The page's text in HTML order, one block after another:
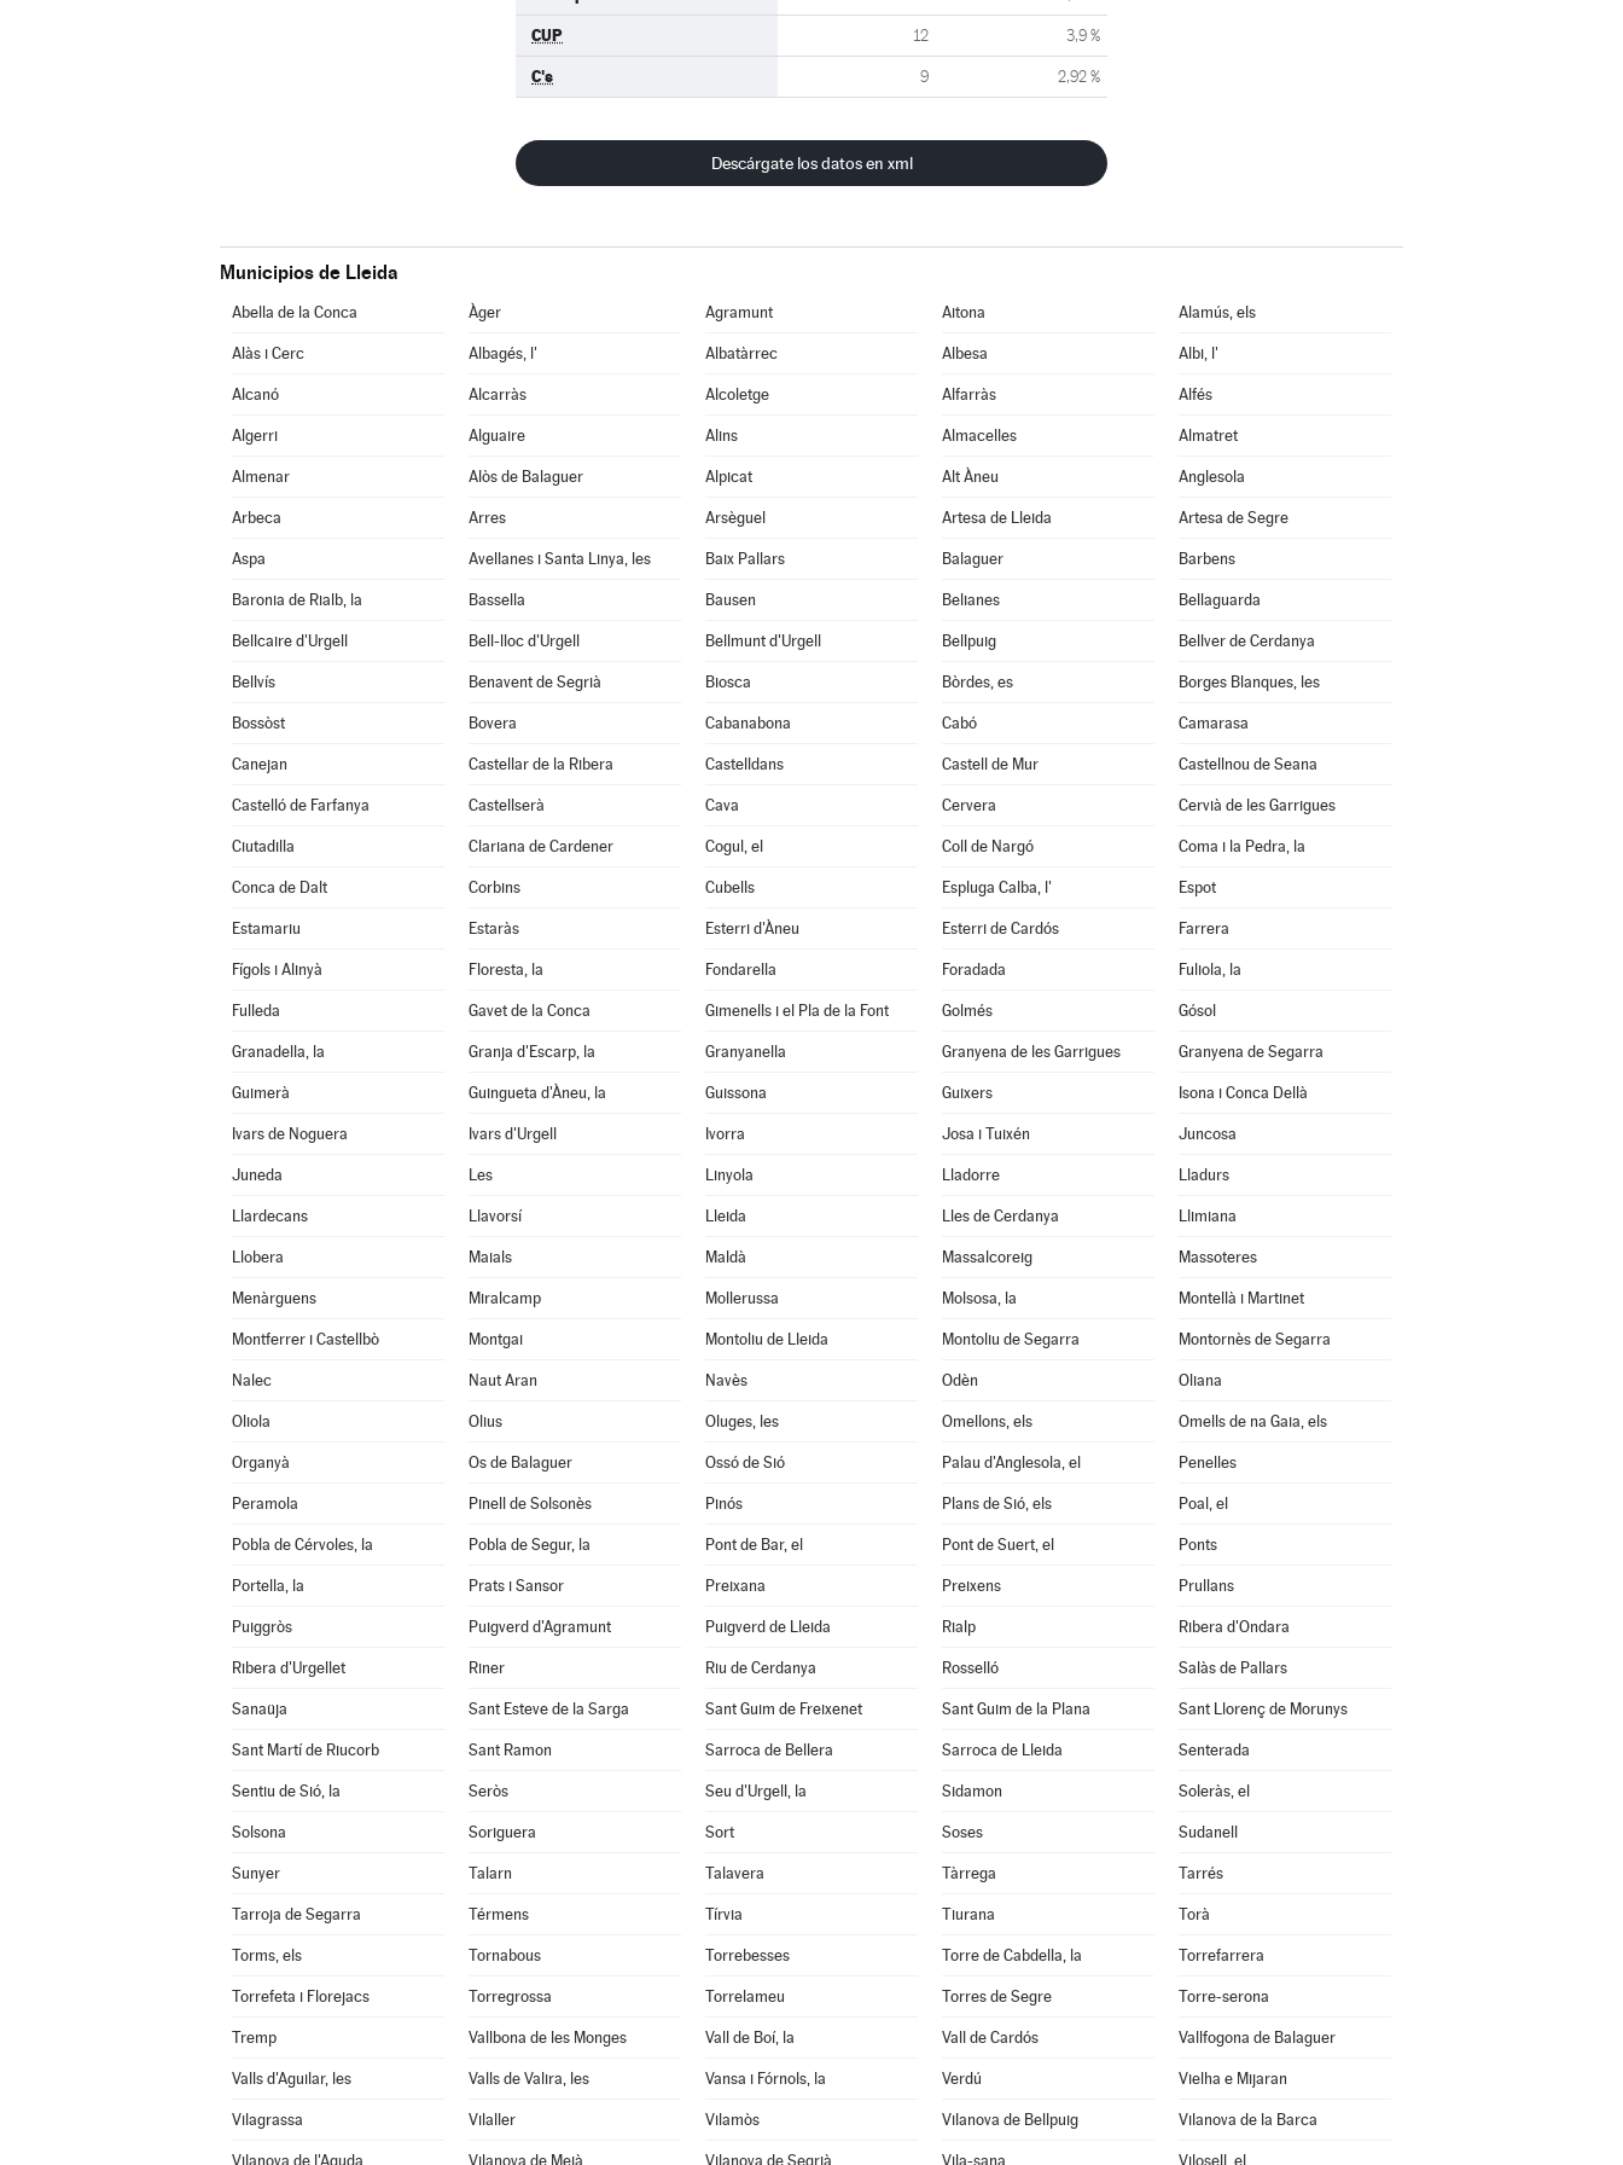
CUP 12 3,9 %
C's 9 2,92 %
Descárgate los datos en xml
Municipios de Lleida
Abella de la Conca Àger Agramunt Aitona Alamús, els
Alàs i Cerc Albagés, l' Albatàrrec Albesa Albi, l'
Alcanó Alcarràs Alcoletge Alfarràs Alfés
Algerri Alguaire Alins Almacelles Almatret
Almenar Alòs de Balaguer Alpicat Alt Àneu Anglesola
Arbeca Arres Arsèguel Artesa de Lleida Artesa de Segre
Aspa Avellanes i Santa Linya, les Baix Pallars Balaguer Barbens
Baronia de Rialb, la Bassella Bausen Belianes Bellaguarda
Bellcaire d'Urgell Bell-lloc d'Urgell Bellmunt d'Urgell Bellpuig Bellver de Cerdanya
Bellvís Benavent de Segrià Biosca Bòrdes, es Borges Blanques, les
Bossòst Bovera Cabanabona Cabó Camarasa
Canejan Castellar de la Ribera Castelldans Castell de Mur Castellnou de Seana
Castelló de Farfanya Castellserà Cava Cervera Cervià de les Garrigues
Ciutadilla Clariana de Cardener Cogul, el Coll de Nargó Coma i la Pedra, la
Conca de Dalt Corbins Cubells Espluga Calba, l' Espot
Estamariu Estaràs Esterri d'Àneu Esterri de Cardós Farrera
Fígols i Alinyà Floresta, la Fondarella Foradada Fuliola, la
Fulleda Gavet de la Conca Gimenells i el Pla de la Font Golmés Gósol
Granadella, la Granja d'Escarp, la Granyanella Granyena de les Garrigues Granyena de Segarra
Guimerà Guingueta d'Àneu, la Guissona Guixers Isona i Conca Dellà
Ivars de Noguera Ivars d'Urgell Ivorra Josa i Tuixén Juncosa
Juneda Les Linyola Lladorre Lladurs
Llardecans Llavorsí Lleida Lles de Cerdanya Llimiana
Llobera Maials Maldà Massalcoreig Massoteres
Menàrguens Miralcamp Mollerussa Molsosa, la Montellà i Martinet
Montferrer i Castellbò Montgai Montoliu de Lleida Montoliu de Segarra Montornès de Segarra
Nalec Naut Aran Navès Odèn Oliana
Oliola Olius Oluges, les Omellons, els Omells de na Gaia, els
Organyà Os de Balaguer Ossó de Sió Palau d'Anglesola, el Penelles
Peramola Pinell de Solsonès Pinós Plans de Sió, els Poal, el
Pobla de Cérvoles, la Pobla de Segur, la Pont de Bar, el Pont de Suert, el Ponts
Portella, la Prats i Sansor Preixana Preixens Prullans
Puiggròs Puigverd d'Agramunt Puigverd de Lleida Rialp Ribera d'Ondara
Ribera d'Urgellet Riner Riu de Cerdanya Rosselló Salàs de Pallars
Sanaüja Sant Esteve de la Sarga Sant Guim de Freixenet Sant Guim de la Plana Sant Llorenç de Morunys
Sant Martí de Riucorb Sant Ramon Sarroca de Bellera Sarroca de Lleida Senterada
Sentiu de Sió, la Seròs Seu d'Urgell, la Sidamon Soleràs, el
Solsona Soriguera Sort Soses Sudanell
Sunyer Talarn Talavera Tàrrega Tarrés
Tarroja de Segarra Térmens Tírvia Tiurana Torà
Torms, els Tornabous Torrebesses Torre de Cabdella, la Torrefarrera
Torrefeta i Florejacs Torregrossa Torrelameu Torres de Segre Torre-serona
Tremp Vallbona de les Monges Vall de Boí, la Vall de Cardós Vallfogona de Balaguer
Valls d'Aguilar, les Valls de Valira, les Vansa i Fórnols, la Verdú Vielha e Mijaran
Vilagrassa Vilaller Vilamòs Vilanova de Bellpuig Vilanova de la Barca
Vilanova de l'Aguda Vilanova de Meià Vilanova de Segrià Vila-sana Vilosell, el